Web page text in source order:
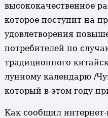
высококачественное
которое поступит на
удовлетворения
потребителей по
традиционного
лунному календарю /
который в этом году
Как сообщил